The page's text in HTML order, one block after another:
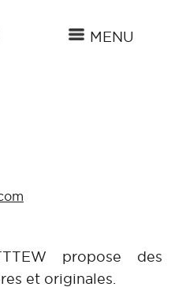
MENU
propose des
et originales.